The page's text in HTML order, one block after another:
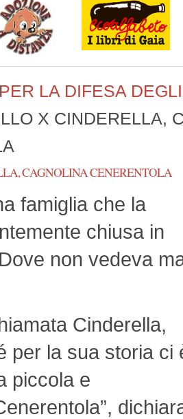
PER LA DIFESA
X CINDERELLA,
CAGNOLINA CENERENTOLA
famiglia che la
chiusa in
non vedeva
Cinderella,
per la sua storia ci
piccola e